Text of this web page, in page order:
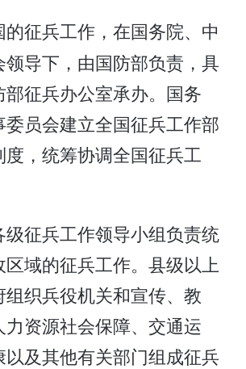
征兵工作，在国务院、中
导下，由国防部负责，具
征兵办公室承办。国务
员会建立全国征兵工作部
，统筹协调全国征兵工
级征兵工作领导小组负责统
域的征兵工作。县级以上
织兵役机关和宣传、教
资源社会保障、交通运
及其他有关部门组成征兵